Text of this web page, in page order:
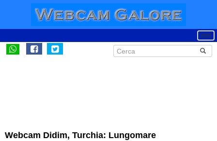
Webcam Didim, Turchia: Lungomare